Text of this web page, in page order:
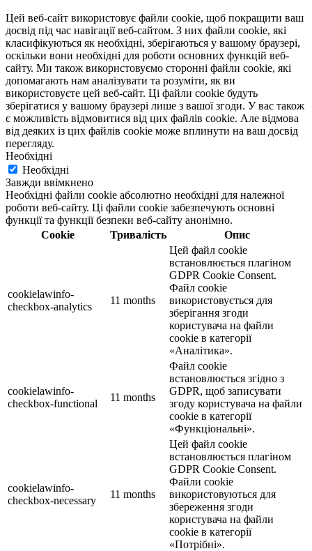
Цей веб-сайт використовує файли cookie, щоб покращити ваш
досвід під час навігації веб-сайтом. З них файли cookie, які
класифікуються як необхідні, зберігаються у вашому браузері,
оскільки вони необхідні для роботи основних функцій веб-
сайту. Ми також використовуємо сторонні файли cookie, які
допомагають нам аналізувати та розуміти, як ви
використовуєте цей веб-сайт. Ці файли cookie будуть
зберігатися у вашому браузері лише з вашої згоди. У вас також
є можливість відмовитися від цих файлів cookie. Але відмова
від деяких із цих файлів cookie може вплинути на ваш досвід
перегляду.
Необхідні
Необхідні
Завжди ввімкнено
Необхідні файли cookie абсолютно необхідні для належної
роботи веб-сайту. Ці файли cookie забезпечують основні
функції та функції безпеки веб-сайту анонімно.
Cookie
Тривалість Опис
cookielawinfo-
checkbox-analytics
11 months
Цей файл cookie
встановлюється плагіном
GDPR Cookie Consent.
Файл cookie
використовується для
зберігання згоди
користувача на файли
cookie в категорії
«Аналітика».
cookielawinfo-
checkbox-functional
11 months
Файл cookie
встановлюється згідно з
GDPR, щоб записувати
згоду користувача на файли
cookie в категорії
«Функціональні».
cookielawinfo-
checkbox-necessary
11 months
Цей файл cookie
встановлюється плагіном
GDPR Cookie Consent.
Файли cookie
використовуються для
збереження згоди
користувача на файли
cookie в категорії
«Потрібні».